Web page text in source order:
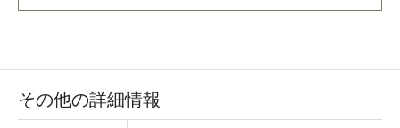
その他の詳細情報